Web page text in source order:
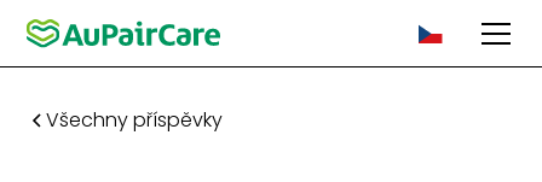
Všechny příspěvky